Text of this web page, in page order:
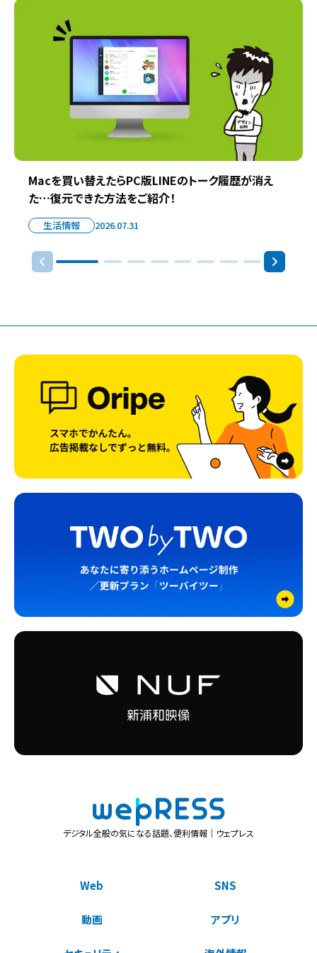
Macを買い替えたらPC版LINEのトーク履歴が消え
た…復元できた方法をご紹介！
生活情報 2026.07.31
デジタル全般の気になる話題、便利情報｜ウェプレス
Web SNS
動画 アプリ